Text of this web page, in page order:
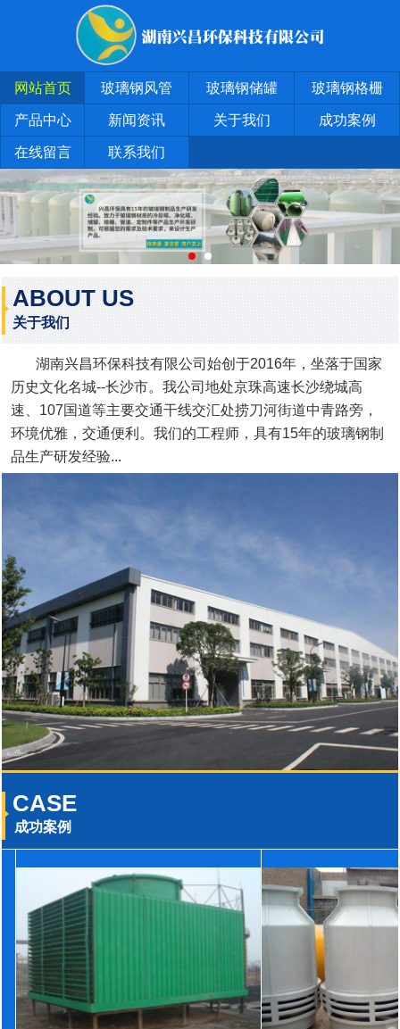
网站首页 玻璃钢风管 玻璃钢储罐 玻璃钢格栅
产品中心 新闻资讯 关于我们 成功案例
在线留言 联系我们
ABOUT US
关于我们
湖南兴昌环保科技有限公司始创于2016年，坐落于国家
历史文化名城--长沙市。我公司地处京珠高速长沙绕城高
速、107国道等主要交通干线交汇处捞刀河街道中青路旁，
环境优雅，交通便利。我们的工程师，具有15年的玻璃钢制
品生产研发经验...
CASE
成功案例